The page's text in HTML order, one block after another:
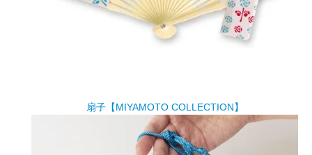
扇子【MIYAMOTO COLLECTION】